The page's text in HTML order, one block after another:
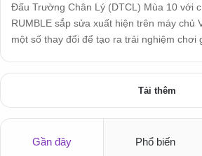
Đấu Trường Chân Lý (DTCL) Mùa 10 với
RUMBLE sắp sửa xuất hiện trên máy chủ
một số thay đổi để tạo ra trải nghiệm chơi
Tải thêm
Gần đây Phổ biến